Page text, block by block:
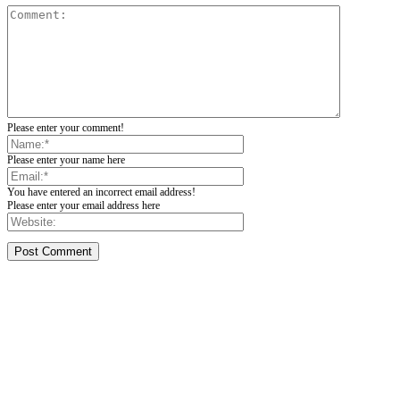
Please enter your comment!
Please enter your name here
You have entered an incorrect email address!
Please enter your email address here